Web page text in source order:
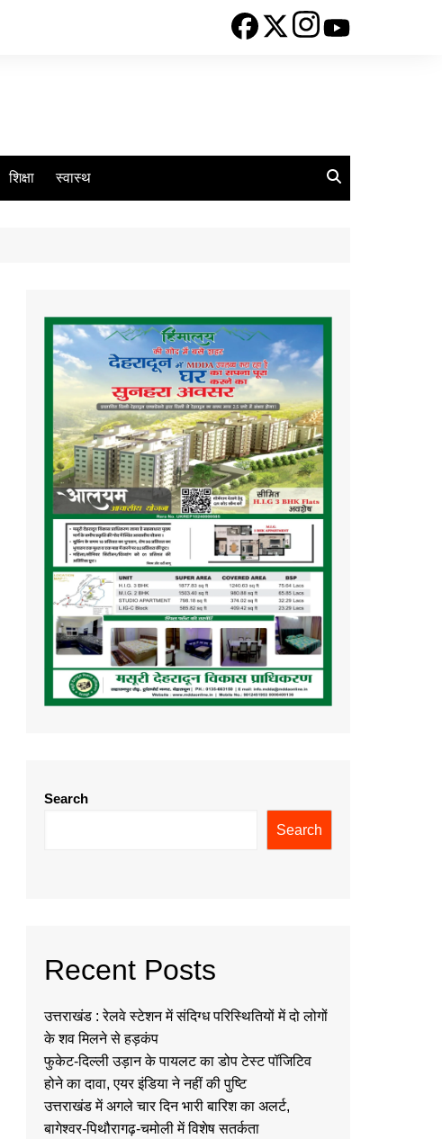
शिक्षा स्वास्थ
Search
Search
Recent Posts
उत्तराखंड : रेलवे स्टेशन में संदिग्ध परिस्थितियों में दो लोगों
के शव मिलने से हड़कंप
फुकेट-दिल्ली उड़ान के पायलट का डोप टेस्ट पॉजिटिव
होने का दावा, एयर इंडिया ने नहीं की पुष्टि
उत्तराखंड में अगले चार दिन भारी बारिश का अलर्ट,
बागेश्वर-पिथौरागढ़-चमोली में विशेष सतर्कता